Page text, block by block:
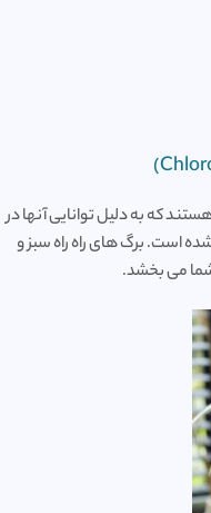
که به دلیل توانایی آنها در
است. برگ های راه راه سبز و
شما می بخشد.